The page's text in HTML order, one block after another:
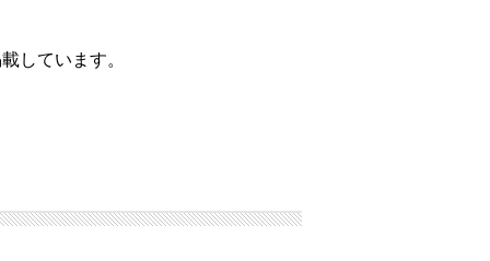
しています。